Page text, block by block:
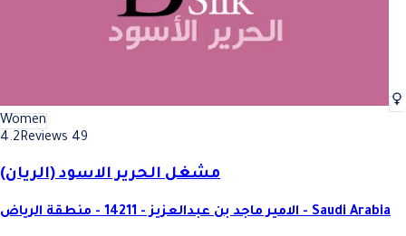
Women
4.2Reviews 49
مشغل الحرير الاسود (الريان)
الامير ماجد بن عبدالعزيز - 14211 - منطقة الرياض - Saudi Arabia